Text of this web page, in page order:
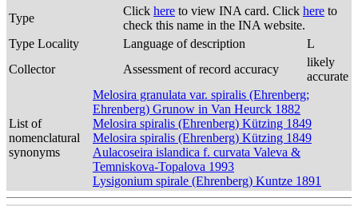
Type
Click here to view INA card. Click here to
check this name in the INA website.
Type Locality
Language of description
L
Collector
Assessment of record accuracy
likely
accurate
List of
nomenclatural
synonyms
Melosira granulata var. spiralis (Ehrenberg;
Ehrenberg) Grunow in Van Heurck 1882
Melosira spiralis (Ehrenberg) Kützing 1849
Melosira spiralis (Ehrenberg) Kützing 1849
Aulacoseira islandica f. curvata Valeva &
Temniskova-Topalova 1993
Lysigonium spirale (Ehrenberg) Kuntze 1891